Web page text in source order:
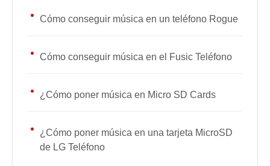
Cómo conseguir música en un teléfono Rogue
Cómo conseguir música en el Fusic Teléfono
¿Cómo poner música en Micro SD Cards
¿Cómo poner música en una tarjeta MicroSD
de LG Teléfono